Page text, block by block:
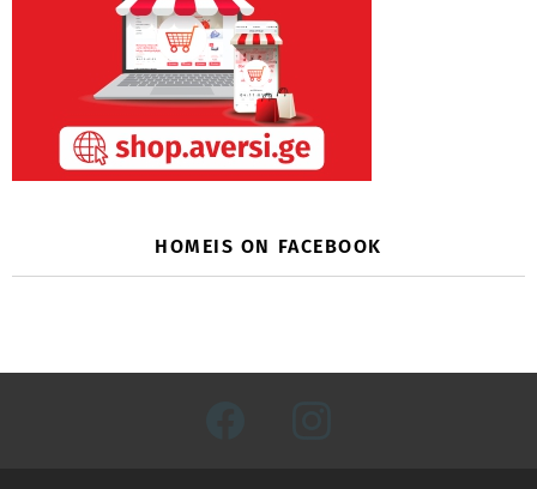
HOMEIS ON FACEBOOK